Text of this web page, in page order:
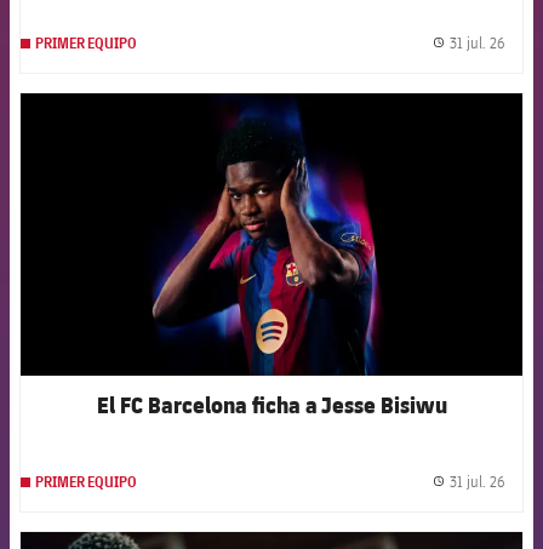
PRIMER EQUIPO 31 jul. 26
FCB Barcelona badge
El FC Barcelona ficha a Jesse Bisiwu
PRIMER EQUIPO 31 jul. 26
FCB Barcelona badge